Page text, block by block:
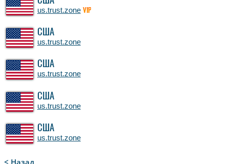
us.trust.zone VIP
США
us.trust.zone
США
us.trust.zone
США
us.trust.zone
США
us.trust.zone
< Назад